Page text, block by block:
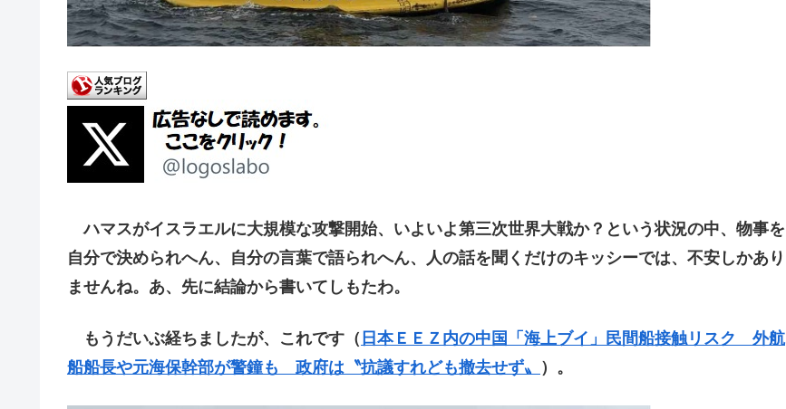
ハマスがイスラエルに大規模な攻撃開始、いよいよ第三次世界大戦か？という状況の中、物事を
自分で決められへん、自分の言葉で語られへん、人の話を聞くだけのキッシーでは、不安しかあり
ませんね。あ、先に結論から書いてしもたわ。
もうだいぶ経ちましたが、これです（ 日本ＥＥＺ内の中国「海上ブイ」民間船接触リスク 外航
船船長や元海保幹部が警鐘も 政府は〝抗議すれども撤去せず〟 ）。